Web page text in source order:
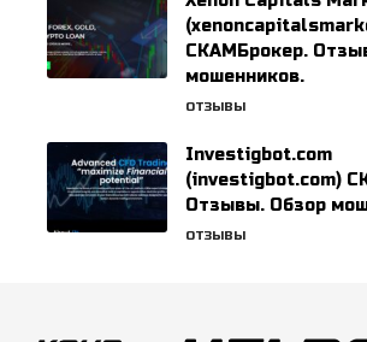
СКАМБрокер.
мошенников.
ОТЗЫВЫ
Investigbot.com
(investigbot.com)
Отзывы. Обзор
ОТЗЫВЫ